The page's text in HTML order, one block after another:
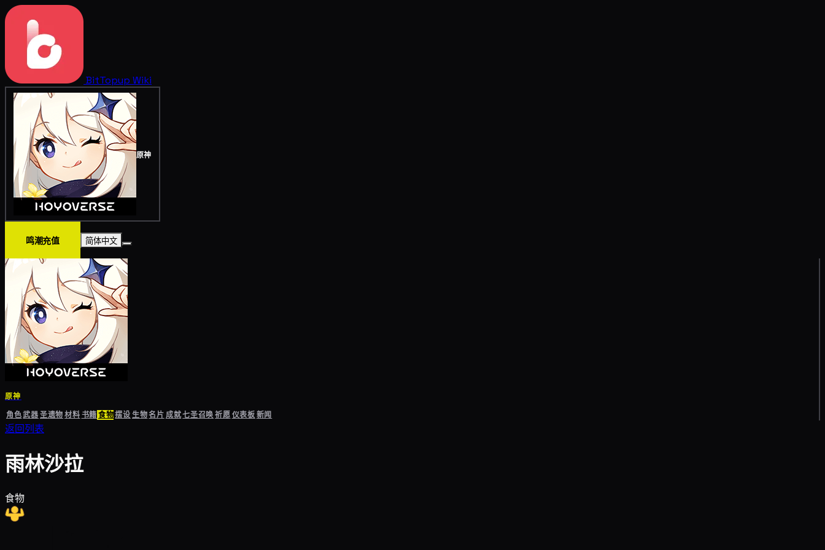
BitTopup Wiki
原神
鸣潮充值 简体中文
原神
角色武器圣遗物材料书籍食物摆设生物名片成就七圣召唤祈愿仪表板新闻
返回列表
雨林沙拉
食物